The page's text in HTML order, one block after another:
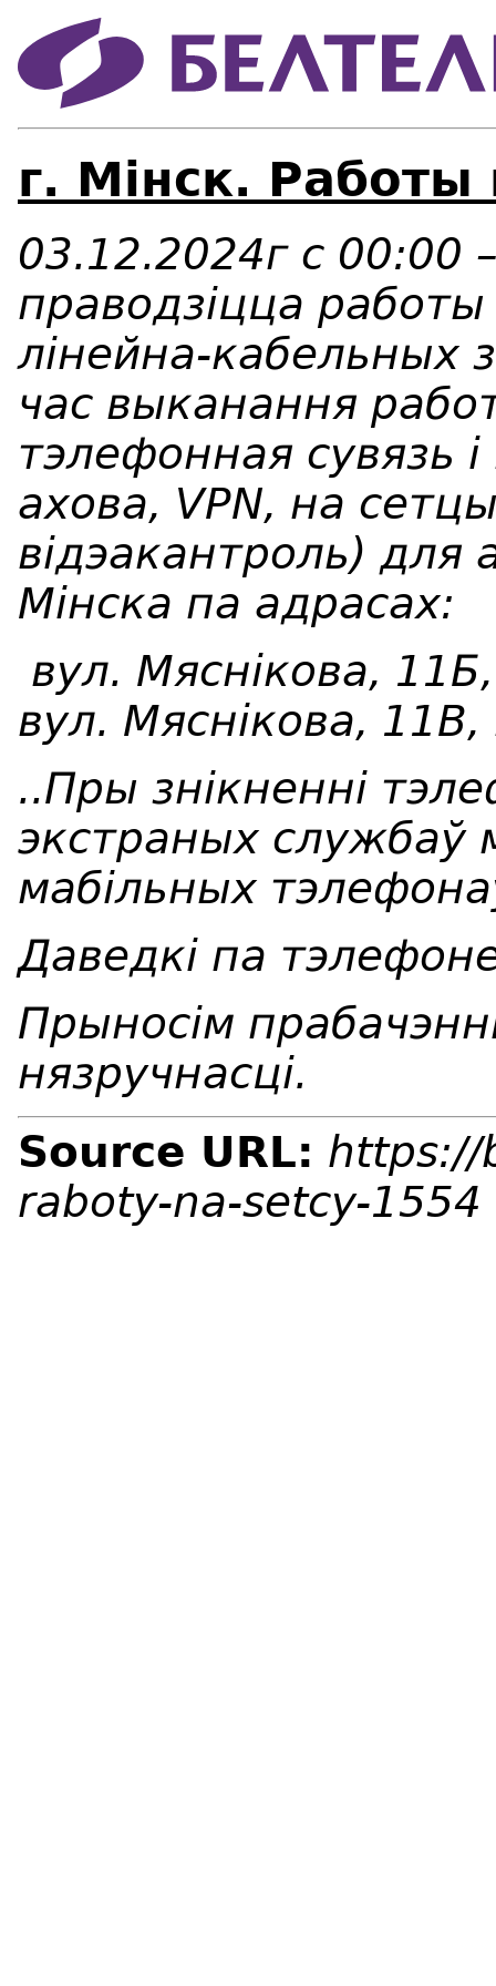
г. Мінск. Работы
03.12.2024г с 00:00
праводзіцца
лінейна-кабельных
час выканання
тэлефонная сувязь
ахова, VPN, на
відэакантроль) для
Мінска па адрасах:
вул. Мяснiкова,
вул. Мяснiкова,
..Пры знікненні
экстраных службаў
мабільных
Даведкі па
Прыносім
нязручнасці.
Source URL: https://
raboty-na-setcy-1554